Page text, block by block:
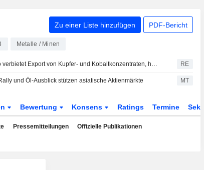
Zu einer Liste hinzufügen PDF-Bericht
Metalle / Minen
Kongo verbietet Export von Kupfer- und Kobaltkonzentraten, heißt es in einer offiziellen Anordnung RE
und Öl-Ausblick stützen asiatische Aktienmärkte MT
Bewertung Konsens Ratings Termine
Pressemitteilungen Offizielle Publikationen